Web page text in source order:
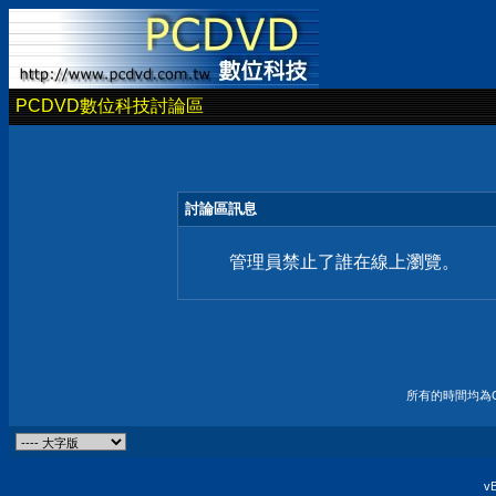
PCDVD數位科技討論區
討論區訊息
管理員禁止了誰在線上瀏覽。
所有的時間均為